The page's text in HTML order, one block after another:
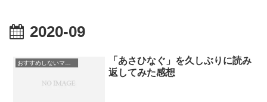
2020-09
おすすめしないマンガ
「あさひなぐ」を久しぶりに読み
返してみた感想